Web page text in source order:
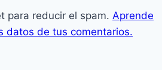
para reducir el spam. Aprende
datos de tus comentarios.